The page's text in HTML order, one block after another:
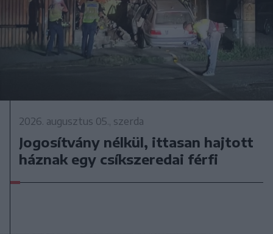
2026. augusztus 05., szerda
Jogosítvány nélkül, ittasan hajtott
háznak egy csíkszeredai férfi